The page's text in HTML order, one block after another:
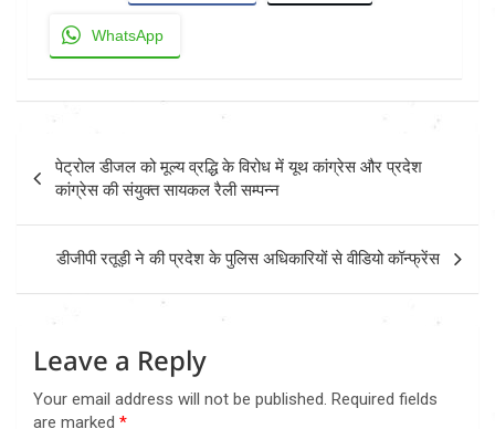
WhatsApp
Post
navigation
पेट्रोल डीजल को मूल्य व्रद्धि के विरोध में यूथ कांग्रेस और प्रदेश
कांग्रेस की संयुक्त सायकल रैली सम्पन्न
डीजीपी रतूड़ी ने की प्रदेश के पुलिस अधिकारियों से वीडियो कॉन्फ्रेंस
Leave a Reply
Your email address will not be published. Required fields
are marked *